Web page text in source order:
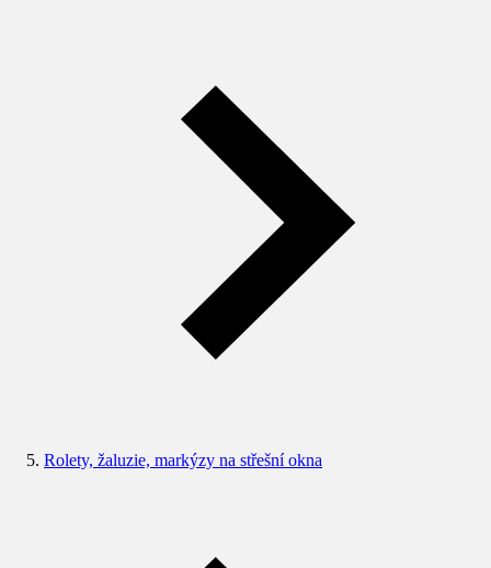
Rolety, žaluzie, markýzy na střešní okna